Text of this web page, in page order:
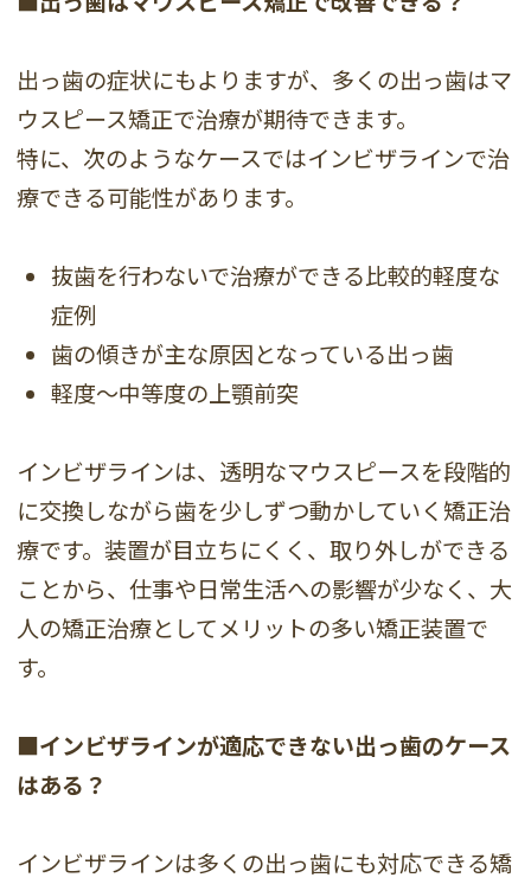
出っ歯の症状にもよりますが、多くの出っ歯はマ
ウスピース矯正で治療が期待できます。
特に、次のようなケースではインビザラインで治
療できる可能性があります。
抜歯を行わないで治療ができる比較的軽度な
症例
歯の傾きが主な原因となっている出っ歯
軽度〜中等度の上顎前突
インビザラインは、透明なマウスピースを段階的
に交換しながら歯を少しずつ動かしていく矯正治
療です。装置が目立ちにくく、取り外しができる
ことから、仕事や日常生活への影響が少なく、大
人の矯正治療としてメリットの多い矯正装置で
す。
■インビザラインが適応できない出っ歯のケース
はある？
インビザラインは多くの出っ歯にも対応できる矯